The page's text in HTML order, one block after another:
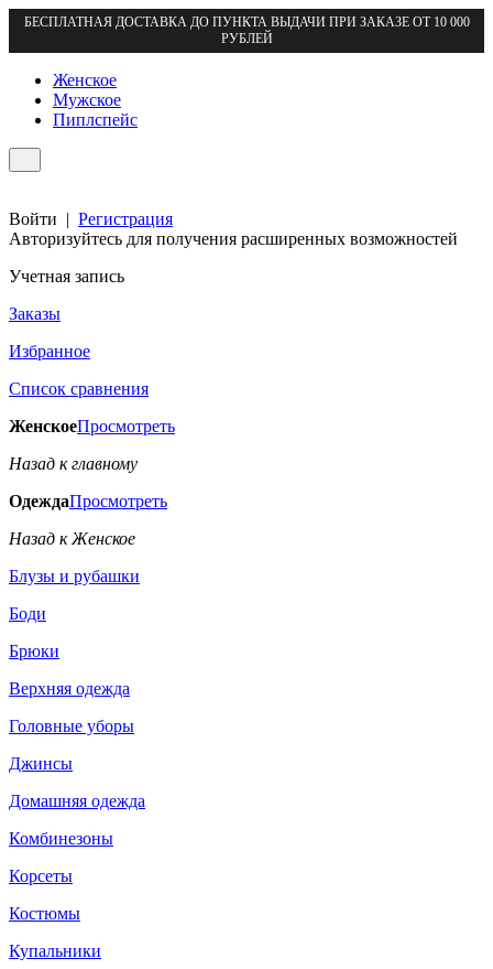
БЕСПЛАТНАЯ ДОСТАВКА ДО ПУНКТА ВЫДАЧИ ПРИ ЗАКАЗЕ ОТ 10 000
РУБЛЕЙ
Женское
Мужское
Пиплспейс
Войти | Регистрация
Авторизуйтесь для получения расширенных возможностей
Учетная запись
Заказы
Избранное
Список сравнения
ЖенскоеПросмотреть
Назад к главному
ОдеждаПросмотреть
Назад к Женское
Блузы и рубашки
Боди
Брюки
Верхняя одежда
Головные уборы
Джинсы
Домашняя одежда
Комбинезоны
Корсеты
Костюмы
Купальники